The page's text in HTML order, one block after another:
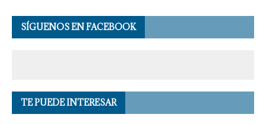
SÍGUENOS EN FACEBOOK
TE PUEDE INTERESAR